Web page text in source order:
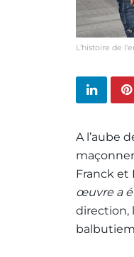
L'histoire de
A l’aube
Franck et
œuvre a
direction,